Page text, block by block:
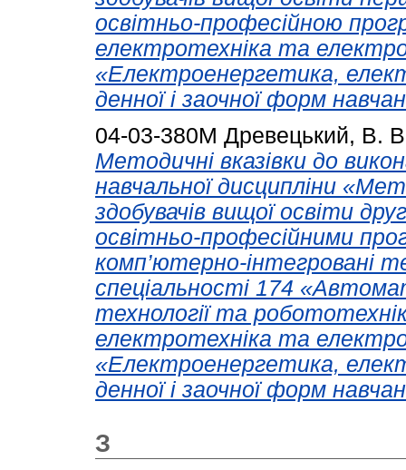
освітньо-професійною
електротехніка та
«Електроенергетика,
денної і заочної форм
04-03-380М Древецький, В.
Методичні вказівки до
навчальної дисципліни
здобувачів вищої освіти
освітньо-професійними
комп’ютерно-інтегровані
спеціальності 174
технології та
електротехніка та
«Електроенергетика,
денної і заочної форм
З